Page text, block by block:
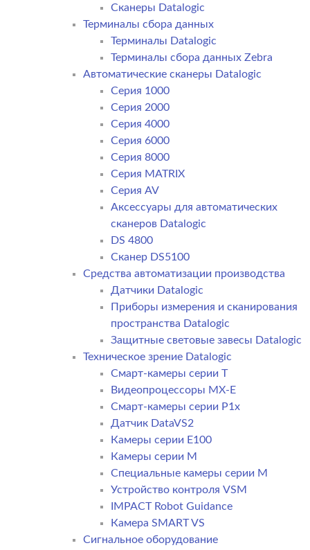
Сканеры Datalogic
Терминалы сбора данных
Терминалы Datalogic
Терминалы сбора данных Zebra
Автоматические сканеры Datalogic
Серия 1000
Серия 2000
Серия 4000
Серия 6000
Серия 8000
Серия MATRIX
Серия AV
Аксессуары для автоматических
сканеров Datalogic
DS 4800
Сканер DS5100
Средства автоматизации производства
Датчики Datalogic
Приборы измерения и сканирования
пространства Datalogic
Защитные световые завесы Datalogic
Техническое зрение Datalogic
Смарт-камеры серии T
Видеопроцессоры MX-E
Смарт-камеры серии P1x
Датчик DataVS2
Камеры серии E100
Камеры серии M
Специальные камеры серии M
Устройство контроля VSM
IMPACT Robot Guidance
Камера SMART VS
Cигнальное оборудование